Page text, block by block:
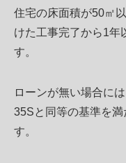
住宅の床面積が50㎡
けた工事完了から1年
す。
ローンが無い場合に
35Sと同等の基準を
す。